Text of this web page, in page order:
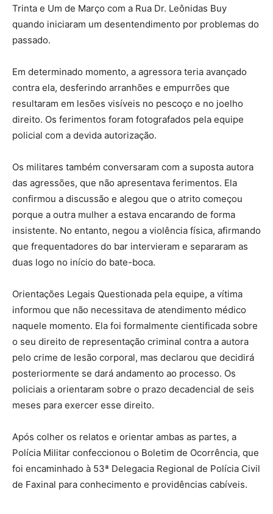
Trinta e Um de Março com a Rua Dr. Leônidas Buy
quando iniciaram um desentendimento por problemas do
passado.
Em determinado momento, a agressora teria avançado
contra ela, desferindo arranhões e empurrões que
resultaram em lesões visíveis no pescoço e no joelho
direito. Os ferimentos foram fotografados pela equipe
policial com a devida autorização.
Os militares também conversaram com a suposta autora
das agressões, que não apresentava ferimentos. Ela
confirmou a discussão e alegou que o atrito começou
porque a outra mulher a estava encarando de forma
insistente. No entanto, negou a violência física, afirmando
que frequentadores do bar intervieram e separaram as
duas logo no início do bate-boca.
Orientações Legais Questionada pela equipe, a vítima
informou que não necessitava de atendimento médico
naquele momento. Ela foi formalmente cientificada sobre
o seu direito de representação criminal contra a autora
pelo crime de lesão corporal, mas declarou que decidirá
posteriormente se dará andamento ao processo. Os
policiais a orientaram sobre o prazo decadencial de seis
meses para exercer esse direito.
Após colher os relatos e orientar ambas as partes, a
Polícia Militar confeccionou o Boletim de Ocorrência, que
foi encaminhado à 53ª Delegacia Regional de Polícia Civil
de Faxinal para conhecimento e providências cabíveis.